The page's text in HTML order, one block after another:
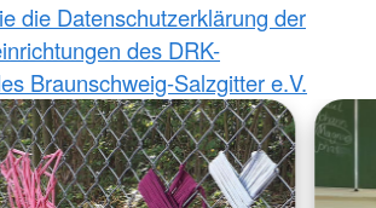
die Datenschutzerklärung der
des DRK-
Braunschweig-Salzgitter e.V.